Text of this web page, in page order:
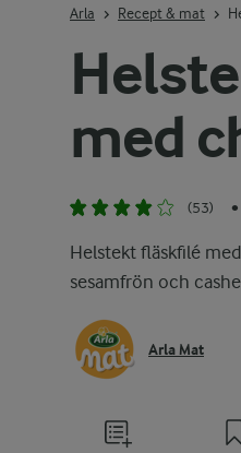
med
(53) •
Helstekt fläskfilé
sesamfrön och
Arla Mat
Arla Recept & mat